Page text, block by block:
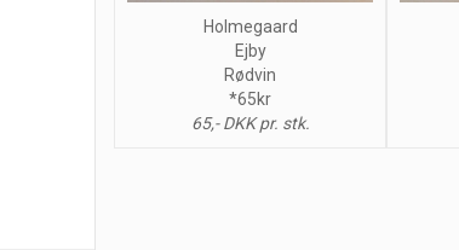
Holmegaard
Ejby
Rødvin
*65kr
65,- DKK pr. stk.